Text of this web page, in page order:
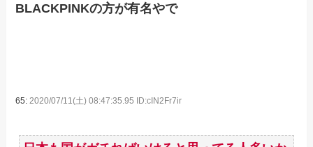
BLACKPINKの方が有名やで
65: 2020/07/11(土) 08:47:35.95 ID:cIN2Fr7ir